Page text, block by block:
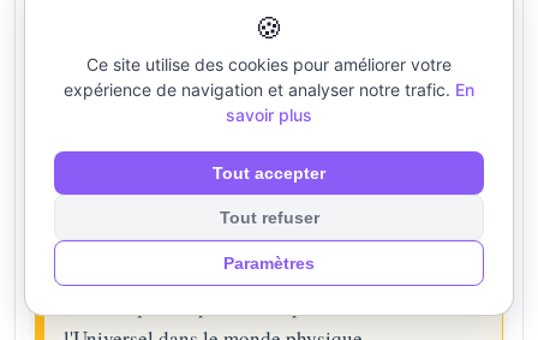
🔮 Essence du Profil
« Incarne ta Quintessence. Que la vérité de ta
transmutation et la justesse de ton alchimie
inspirent ceux qui cherchent l'harmonie juste. »
Le porteur de ce symbole doit
exprimer la Quintessence, la Transmutation, la
Vérité et le Pouvoir. Il représente le Corps Vital
🍪
Ce site utilise des cookies pour améliorer votre
expérience de navigation et analyser notre trafic. En
savoir plus
Tout accepter
Tout refuser
Paramètres